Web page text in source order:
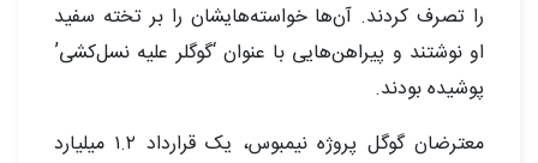
را تصرف کردند. آن‌ها خواسته‌هایشان را بر تخته سفید
او نوشتند و پیراهن‌هایی با عنوان ‘گوگلر علیه نسل‌کشی’
پوشیده بودند.
معترضان گوگل پروژه نیمبوس، یک قرارداد ۱.۲ میلیارد